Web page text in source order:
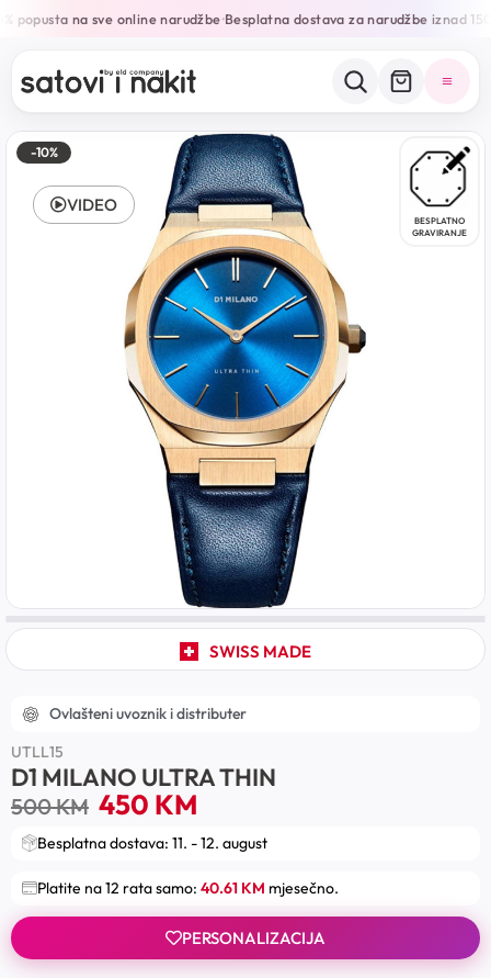
popusta na sve online narudžbe•Besplatna dostava za narudžbe iznad
-10%
BESPLATNO
GRAVIRANJE
SWISS MADE
VIDEO
Ovlašteni uvoznik i distributer
UTLL15
D1 MILANO ULTRA THIN
500KM 450 KM
Besplatna dostava: 11. - 12. august
Platite na 12 rata samo: 40.61 KM mjesečno.
PERSONALIZACIJA